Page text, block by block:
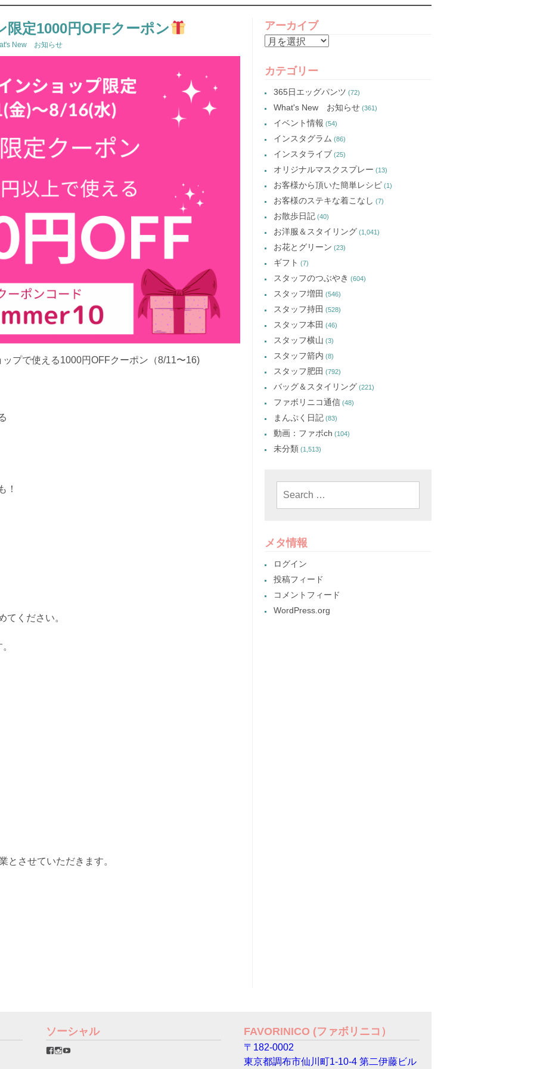
定1000円OFFクーポン
New お知らせ
プで使える1000円OFFクーポン（8/11〜16)
！
てください。
とさせていただきます。
アーカイブ
ア
カ
カテゴリー
365日エッグパンツ (72)
What's New お知らせ (361)
イベント情報 (54)
インスタグラム (86)
インスタライブ (25)
オリジナルマスクスプレー (13)
お客様から頂いた簡単レシピ (1)
お客様のステキな着こなし (7)
お散歩日記 (40)
お洋服＆スタイリング (1,041)
お花とグリーン (23)
ギフト (7)
スタッフのつぶやき (604)
スタッフ増田 (546)
スタッフ持田 (528)
スタッフ本田 (46)
スタッフ横山 (3)
スタッフ箭内 (8)
スタッフ肥田 (792)
バッグ＆スタイリング (221)
ファボリニコ通信 (48)
まんぷく日記 (83)
動画：ファボch (104)
未分類 (1,513)
メタ情報
ログイン
投稿フィード
コメントフィード
WordPress.org
ソーシャル
favorinico.jp
favorinico.jp
staff.favorinico
FAVORINICO (ファボリニコ）
〒182-0002
東京都調布市仙川町1-10-4 第二伊藤ビル